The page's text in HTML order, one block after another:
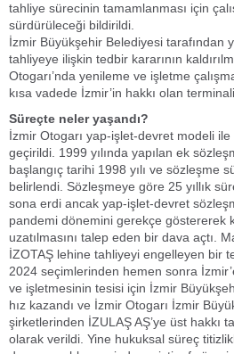
tahliye sürecinin tamamlanması için
sürdürüleceği bildirildi.
İzmir Büyükşehir Belediyesi tarafından
tahliyeye ilişkin tedbir kararının
Otogarı’nda yenileme ve işletme
kısa vadede İzmir’in hakkı olan
Süreçte neler yaşandı?
İzmir Otogarı yap-işlet-devret modeli ile
geçirildi. 1999 yılında yapılan ek
başlangıç tarihi 1998 yılı ve sözleşme
belirlendi. Sözleşmeye göre 25 yıllık
sona erdi ancak yap-işlet-devret
pandemi dönemini gerekçe göstererek
uzatılmasını talep eden bir dava açtı.
İZOTAŞ lehine tahliyeyi engelleyen bir
2024 seçimlerinden hemen sonra
ve işletmesinin tesisi için İzmir
hız kazandı ve İzmir Otogarı İzmir
şirketlerinden İZULAŞ AŞ’ye üst hakkı
olarak verildi. Yine hukuksal süreç